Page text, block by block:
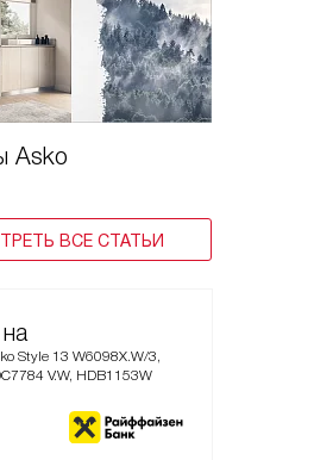
Asko
ВСЕ СТАТЬИ
Style 13 W6098X.W/3,
V.W, HDB1153W